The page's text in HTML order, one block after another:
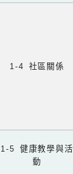
1-4 社區關係
1-5 健康教學與活
動